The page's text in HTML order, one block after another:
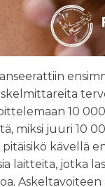
10
miksi juuri 10
kävellä
laitteita, jotka
Askeltavoiteen